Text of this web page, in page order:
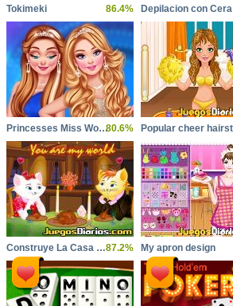
Tokimeki 86.4% Depilacion con Cera
Princesses Miss World Challenge80.6%
Construye La Casa de Mary87.2% My apron design